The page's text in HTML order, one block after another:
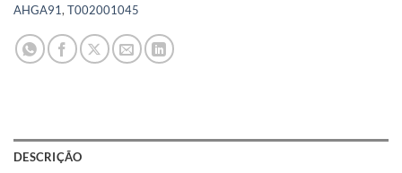
AHGA91, T002001045
DESCRIÇÃO